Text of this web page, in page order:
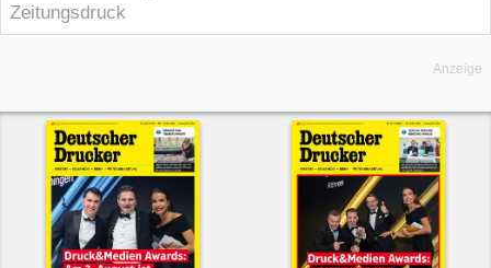
Zeitungsdruck
Anzeige